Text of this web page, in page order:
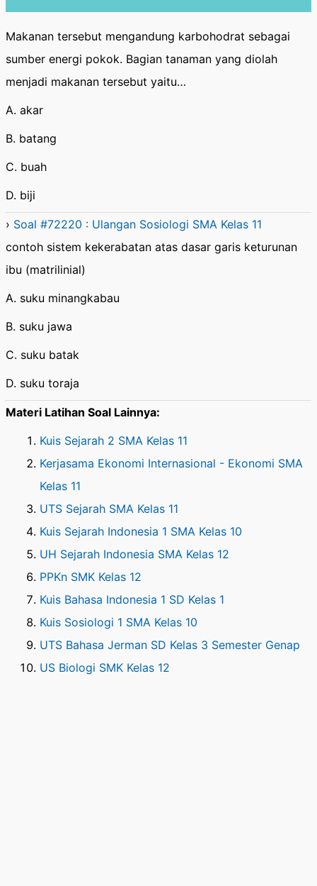
Makanan tersebut mengandung karbohodrat sebagai
sumber energi pokok. Bagian tanaman yang diolah
menjadi makanan tersebut yaitu…
A. akar
B. batang
C. buah
D. biji
› Soal #72220 : Ulangan Sosiologi SMA Kelas 11
contoh sistem kekerabatan atas dasar garis keturunan
ibu (matrilinial)
A. suku minangkabau
B. suku jawa
C. suku batak
D. suku toraja
Materi Latihan Soal Lainnya:
Kuis Sejarah 2 SMA Kelas 11
Kerjasama Ekonomi Internasional - Ekonomi SMA
Kelas 11
UTS Sejarah SMA Kelas 11
Kuis Sejarah Indonesia 1 SMA Kelas 10
UH Sejarah Indonesia SMA Kelas 12
PPKn SMK Kelas 12
Kuis Bahasa Indonesia 1 SD Kelas 1
Kuis Sosiologi 1 SMA Kelas 10
UTS Bahasa Jerman SD Kelas 3 Semester Genap
US Biologi SMK Kelas 12